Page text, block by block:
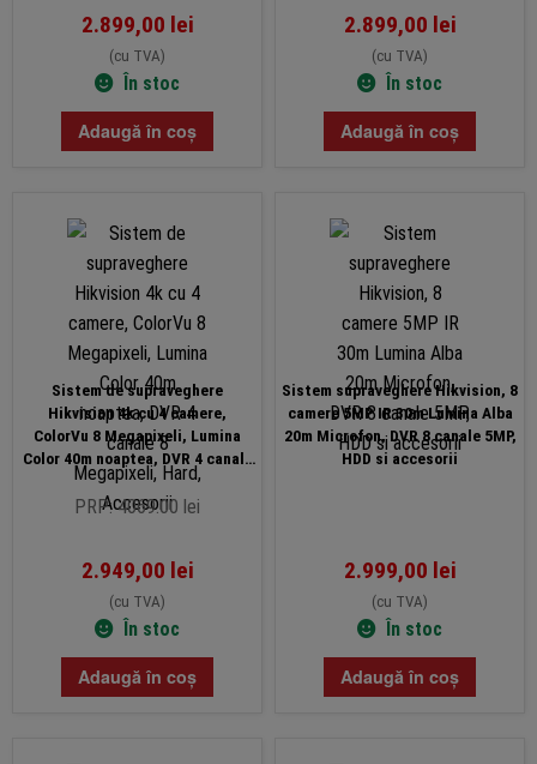
2.899,00 lei
(cu TVA)
În stoc
Adaugă în coș
2.899,00 lei
(cu TVA)
În stoc
Adaugă în coș
Sistem de supraveghere
Hikvision 4k cu 4 camere,
ColorVu 8 Megapixeli, Lumina
Color 40m noaptea, DVR 4 canale
8 Megapixeli, Hard, Accesorii
PRP: 4069.00 lei
2.949,00 lei
(cu TVA)
În stoc
Adaugă în coș
Sistem supraveghere Hikvision, 8
camere 5MP IR 30m Lumina Alba
20m Microfon, DVR 8 canale 5MP,
HDD si accesorii
2.999,00 lei
(cu TVA)
În stoc
Adaugă în coș